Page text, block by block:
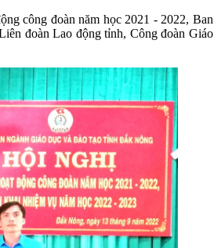
công đoàn năm học 2021 - 2022, Ban
đoàn Lao động tỉnh, Công đoàn Giáo